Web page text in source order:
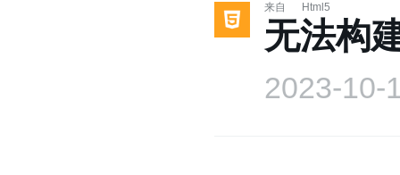
来自 Html5
无法构
2023-10-